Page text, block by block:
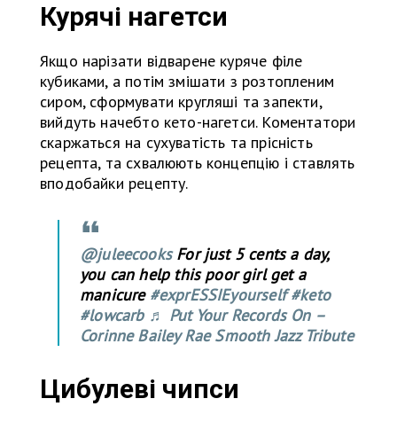
Курячі нагетси
Якщо нарізати відварене куряче філе
кубиками, а потім змішати з розтопленим
сиром, сформувати кругляші та запекти,
вийдуть начебто кето-нагетси. Коментатори
скаржаться на сухуватість та прісність
рецепта, та схвалюють концепцію і ставлять
вподобайки рецепту.
@juleecooksFor just 5 cents a day,
you can help this poor girl get a
manicure #exprESSIEyourself #keto
#lowcarb ♬ Put Your Records On –
Corinne Bailey Rae Smooth Jazz Tribute
Цибулеві чипси